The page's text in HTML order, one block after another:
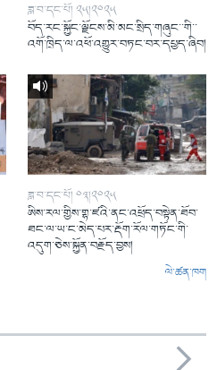
ཟླ་བ་དང་པོ། ༢༥།༢༠༢༥
བོད་རང་སྐྱོང་ལྗོངས་མི་མང་སྲིད་གཞུང་་གི་་
འགོ་ཁྲིད་ལ་འཕོ་འགྱུར་བཏང་བར་དཔྱད་ཞིབ།
ཟླ་བ་དང་པོ། ༠༣།༢༠༢༥
ཨིས་རལ་གྱིས་གྷ་ཛའི་ནང་འཕྲོད་བསྟེན་ཐོབ་
ཐང་ལ་ཡ་ང་མེད་པར་རྡོག་རོལ་གཏོང་གི་
འདུག་ཅེས་སྐྱོན་བརྗོད་བྱས།
ལེ་ཚན་ཁག